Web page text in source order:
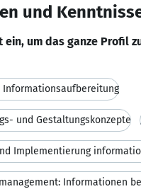
und
ein, um das ganze Profil
und Gestaltungskonzepte